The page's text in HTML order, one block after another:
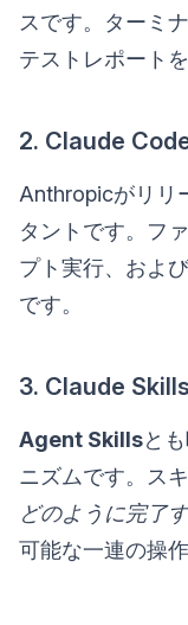
スです。ターミ
テストレポート
2. Claude
Anthropicがリリ
タントです。フ
プト実行、およ
です。
3. Claude Skills
Agent Skillsと
ニズムです。スキ
どのように完了
可能な一連の操